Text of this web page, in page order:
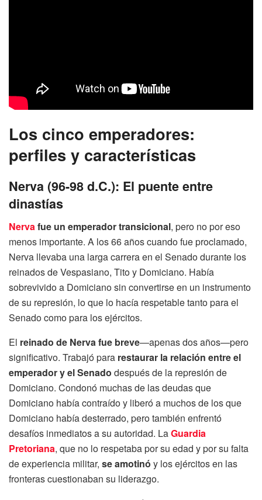
Los cinco emperadores:
perfiles y características
Nerva (96-98 d.C.): El puente entre
dinastías
Nervafue un emperador transicional, pero no por eso
menos importante. A los 66 años cuando fue proclamado,
Nerva llevaba una larga carrera en el Senado durante los
reinados de Vespasiano, Tito y Domiciano. Había
sobrevivido a Domiciano sin convertirse en un instrumento
de su represión, lo que lo hacía respetable tanto para el
Senado como para los ejércitos.
El reinado de Nerva fue breve—apenas dos años—pero
significativo. Trabajó para restaurar la relación entre el
emperador y el Senado después de la represión de
Domiciano. Condonó muchas de las deudas que
Domiciano había contraído y liberó a muchos de los que
Domiciano había desterrado, pero también enfrentó
desafíos inmediatos a su autoridad. LaGuardia
Pretoriana, que no lo respetaba por su edad y por su falta
de experiencia militar, se amotinó y los ejércitos en las
fronteras cuestionaban su liderazgo.